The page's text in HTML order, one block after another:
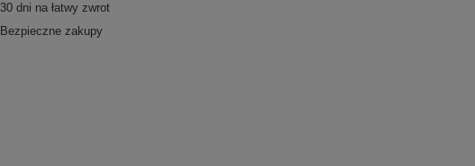
30 dni na łatwy zwrot
Bezpieczne zakupy